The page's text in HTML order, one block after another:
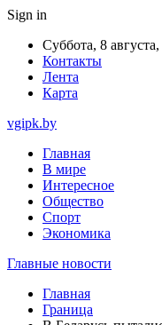
Sign in
Суббота, 8
Контакты
Лента
Карта
vgipk.by
Главная
В мире
Интересное
Общество
Спорт
Экономика
Главные новости
Главная
Граница